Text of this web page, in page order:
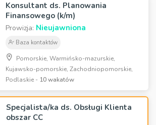
Konsultant ds. Planowania
Finansowego (k/m)
Prowizja: Nieujawniona
Baza kontaktów
Pomorskie, Warmińsko-mazurskie,
Kujawsko-pomorskie, Zachodniopomorskie,
Podlaskie - 10 wakatów
Specjalista/ka ds. Obsługi Klienta
obszar CC